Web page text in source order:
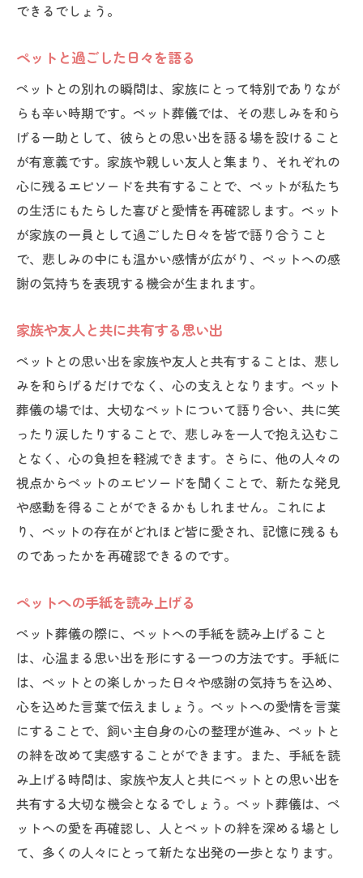
できるでしょう。
ペットと過ごした日々を語る
ペットとの別れの瞬間は、家族にとって特別でありなが
らも辛い時期です。ペット葬儀では、その悲しみを和ら
げる一助として、彼らとの思い出を語る場を設けること
が有意義です。家族や親しい友人と集まり、それぞれの
心に残るエピソードを共有することで、ペットが私たち
の生活にもたらした喜びと愛情を再確認します。ペット
が家族の一員として過ごした日々を皆で語り合うこと
で、悲しみの中にも温かい感情が広がり、ペットへの感
謝の気持ちを表現する機会が生まれます。
家族や友人と共に共有する思い出
ペットとの思い出を家族や友人と共有することは、悲し
みを和らげるだけでなく、心の支えとなります。ペット
葬儀の場では、大切なペットについて語り合い、共に笑
ったり涙したりすることで、悲しみを一人で抱え込むこ
となく、心の負担を軽減できます。さらに、他の人々の
視点からペットのエピソードを聞くことで、新たな発見
や感動を得ることができるかもしれません。これによ
り、ペットの存在がどれほど皆に愛され、記憶に残るも
のであったかを再確認できるのです。
ペットへの手紙を読み上げる
ペット葬儀の際に、ペットへの手紙を読み上げること
は、心温まる思い出を形にする一つの方法です。手紙に
は、ペットとの楽しかった日々や感謝の気持ちを込め、
心を込めた言葉で伝えましょう。ペットへの愛情を言葉
にすることで、飼い主自身の心の整理が進み、ペットと
の絆を改めて実感することができます。また、手紙を読
み上げる時間は、家族や友人と共にペットとの思い出を
共有する大切な機会となるでしょう。ペット葬儀は、ペ
ットへの愛を再確認し、人とペットの絆を深める場とし
て、多くの人々にとって新たな出発の一歩となります。